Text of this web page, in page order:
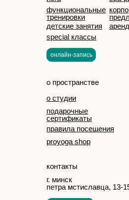
функциональные
тренировки
детские занятия
special классы
о студии
подарочные
сертификаты
правила посещения
proyoga shop
о пространстве
контакты
г. минск
петра мстиславца, 13-
онлайн-запись